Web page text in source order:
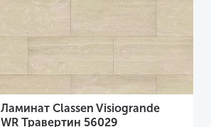
Ламинат Classen Visiogrande
WR Травертин 56029